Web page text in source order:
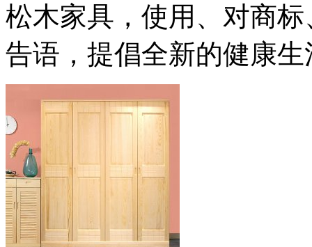
松木家具，使用、对商
告语，提倡全新的健康